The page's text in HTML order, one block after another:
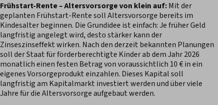
Frühstart-Rente – Altersvorsorge von klein auf:Mit der
geplanten Frühstart-Rente soll Altersvorsorge bereits im
Kindesalter beginnen. Die Grundidee ist einfach: Je früher Geld
langfristig angelegt wird, desto stärker kann der
Zinseszinseffekt wirken. Nach den derzeit bekannten Planungen
soll der Staat für förderberechtigte Kinder ab dem Jahr 2026
monatlich einen festen Betrag von voraussichtlich 10 € in ein
eigenes Vorsorgeprodukt einzahlen. Dieses Kapital soll
langfristig am Kapitalmarkt investiert werden und über viele
Jahre für die Altersvorsorge aufgebaut werden.